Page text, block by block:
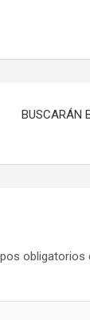
BUSCARÁN
obligatorios